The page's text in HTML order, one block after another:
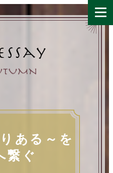
ある～を
繋ぐ